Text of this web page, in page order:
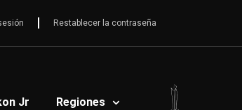
Restablecer la contraseña
Jr Regiones